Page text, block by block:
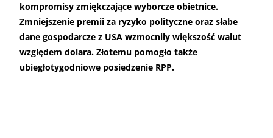
kompromisy zmiękczające wyborcze obietnice.
Zmniejszenie premii za ryzyko polityczne oraz słabe
dane gospodarcze z USA wzmocniły większość walut
względem dolara. Złotemu pomogło także
ubiegłotygodniowe posiedzenie RPP.